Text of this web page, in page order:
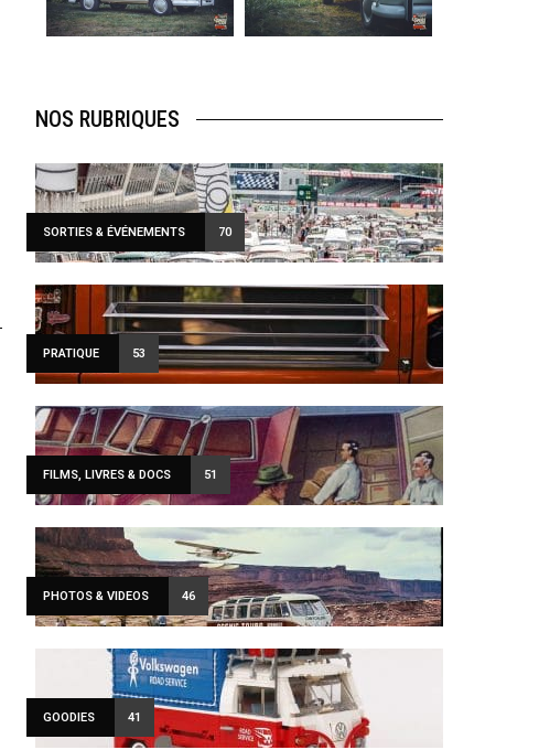
120
0
108
0
NOS RUBRIQUES
SORTIES & ÉVÉNEMENTS 70
PRATIQUE 53
FILMS, LIVRES & DOCS 51
PHOTOS & VIDEOS 46
GOODIES 41